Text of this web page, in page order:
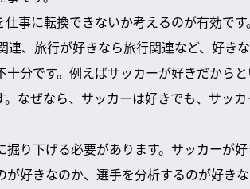
事に転換できないか考えるのが有効で
、旅行が好きなら旅行関連など、好きな
分です。例えばサッカーが好きだから
なぜなら、サッカーは好きでも、サッ
掘り下げる必要があります。サッカーが
好きなのか、選手を分析するのが好きな